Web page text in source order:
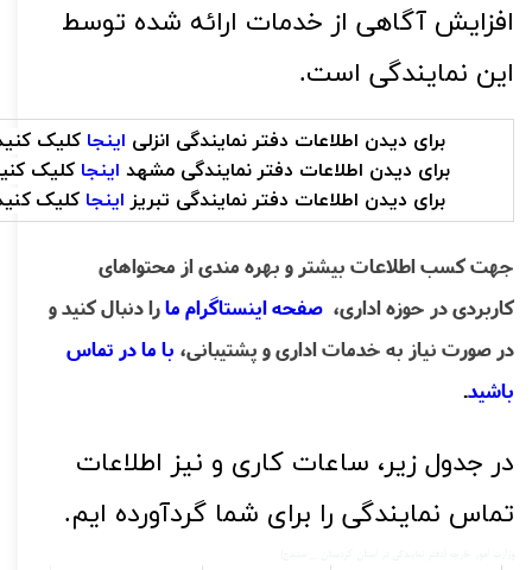
این نمایندگی‌ است.
برای دیدن اطلاعات دفتر نمایندگی انزلی اینجا کلیک
برای دیدن اطلاعات دفتر نمایندگی مشهد اینجا کلیک
برای دیدن اطلاعات دفتر نمایندگی تبریز اینجا کلیک
کاربردی در حوزه اداری، صفحه اینستاگرام ما
در صورت نیاز به خدمات اداری و پشتیبانی،
باشید.
در جدول زیر، ساعات کاری و نیز اطلاعات
تماس نمایندگی را برای شما گردآورده ایم.